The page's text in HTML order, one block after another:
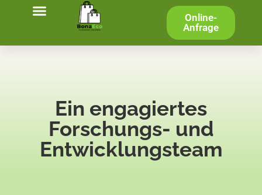
Online-
Anfrage
Ein engagiertes
Forschungs- und
Entwicklungsteam